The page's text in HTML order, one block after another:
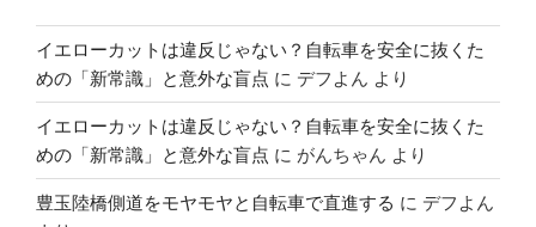
イエローカットは違反じゃない？自転車を安全に抜くた
めの「新常識」と意外な盲点 に デフよん より
イエローカットは違反じゃない？自転車を安全に抜くた
めの「新常識」と意外な盲点 に がんちゃん より
豊玉陸橋側道をモヤモヤと自転車で直進する に デフよん